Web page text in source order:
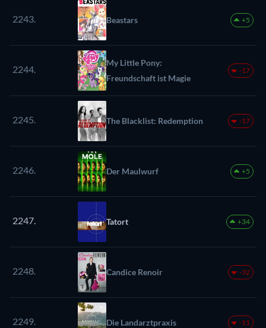
2243. Beastars +5
2244.
My Little Pony:
Freundschaft ist Magie
-17
2245. The Blacklist: Redemption -17
2246. Der Maulwurf +5
2247. Tatort +34
2248. Candice Renoir -32
2249. Die Landarztpraxis -11